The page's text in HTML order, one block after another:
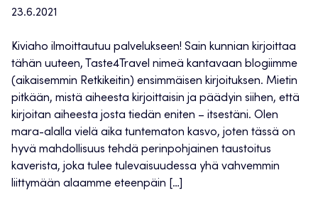
23.6.2021
Kiviaho ilmoittautuu palvelukseen! Sain kunnian kirjoittaa
tähän uuteen, Taste4Travel nimeä kantavaan blogiimme
(aikaisemmin Retkikeitin) ensimmäisen kirjoituksen. Mietin
pitkään, mistä aiheesta kirjoittaisin ja päädyin siihen, että
kirjoitan aiheesta josta tiedän eniten – itsestäni. Olen
mara-alalla vielä aika tuntematon kasvo, joten tässä on
hyvä mahdollisuus tehdä perinpohjainen taustoitus
kaverista, joka tulee tulevaisuudessa yhä vahvemmin
liittymään alaamme eteenpäin […]